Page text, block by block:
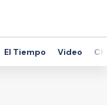
El Tiempo Video